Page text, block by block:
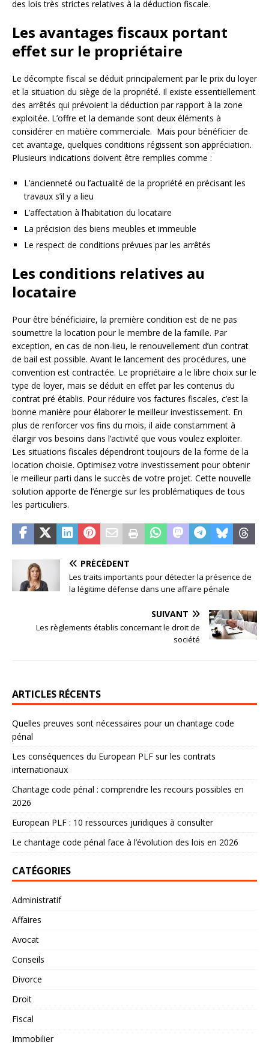
des lois très strictes relatives à la déduction fiscale.
Les avantages fiscaux portant
effet sur le propriétaire
Le décompte fiscal se déduit principalement par le prix du loyer
et la situation du siège de la propriété. Il existe essentiellement
des arrêtés qui prévoient la déduction par rapport à la zone
exploitée. L’offre et la demande sont deux éléments à
considérer en matière commerciale. Mais pour bénéficier de
cet avantage, quelques conditions régissent son appréciation.
Plusieurs indications doivent être remplies comme :
L’ancienneté ou l’actualité de la propriété en précisant les
travaux s’il y a lieu
L’affectation à l’habitation du locataire
La précision des biens meubles et immeuble
Le respect de conditions prévues par les arrêtés
Les conditions relatives au
locataire
Pour être bénéficiaire, la première condition est de ne pas
soumettre la location pour le membre de la famille. Par
exception, en cas de non-lieu, le renouvellement d’un contrat
de bail est possible. Avant le lancement des procédures, une
convention est contractée. Le propriétaire a le libre choix sur le
type de loyer, mais se déduit en effet par les contenus du
contrat pré établis. Pour réduire vos factures fiscales, c’est la
bonne manière pour élaborer le meilleur investissement. En
plus de renforcer vos fins du mois, il aide constamment à
élargir vos besoins dans l’activité que vous voulez exploiter.
Les situations fiscales dépendront toujours de la forme de la
location choisie. Optimisez votre investissement pour obtenir
le meilleur parti dans le succès de votre projet. Cette nouvelle
solution apporte de l’énergie sur les problématiques de tous
les particuliers.
PRÉCÉDENT
Les traits importants pour détecter la présence de
la légitime défense dans une affaire pénale
SUIVANT
Les règlements établis concernant le droit de
société
ARTICLES RÉCENTS
Quelles preuves sont nécessaires pour un chantage code
pénal
Les conséquences du European PLF sur les contrats
internationaux
Chantage code pénal : comprendre les recours possibles en
2026
European PLF : 10 ressources juridiques à consulter
Le chantage code pénal face à l’évolution des lois en 2026
CATÉGORIES
Administratif
Affaires
Avocat
Conseils
Divorce
Droit
Fiscal
Immobilier